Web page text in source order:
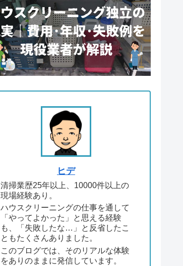
ヒデ
清掃業歴25年以上、10000件以上の
現場経験あり。
ハウスクリーニングの仕事を通して
「やってよかった」と思える経験
も、「失敗したな…」と反省したこ
ともたくさんありました。
このブログでは、そのリアルな体験
をありのままに発信しています。